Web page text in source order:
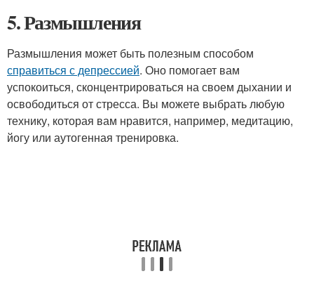
5. Размышления
Размышления может быть полезным способом
справиться с депрессией. Оно помогает вам
успокоиться, сконцентрироваться на своем дыхании и
освободиться от стресса. Вы можете выбрать любую
технику, которая вам нравится, например, медитацию,
йогу или аутогенная тренировка.